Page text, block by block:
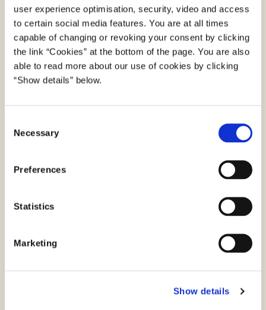
user experience optimisation, security, video and access
to certain social media features. You are at all times
capable of changing or revoking your consent by clicking
the link “Cookies” at the bottom of the page. You are also
able to read more about our use of cookies by clicking
“Show details” below.
Necessary
Preferences
Statistics
Marketing
Show details
Presse
Er du journalist og har et spørgsmål, kan du
ringe på telefon4178 6060. Du kan også sende
en e-mail til presse@digst.dk
Med 'Seneste Nyt' får du besked, så snart
pressemeddelelser.